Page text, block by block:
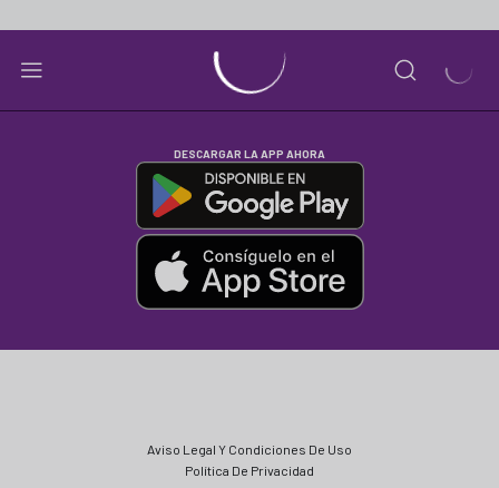
DESCARGAR LA APP AHORA
Aviso Legal Y Condiciones De Uso
Política De Privacidad